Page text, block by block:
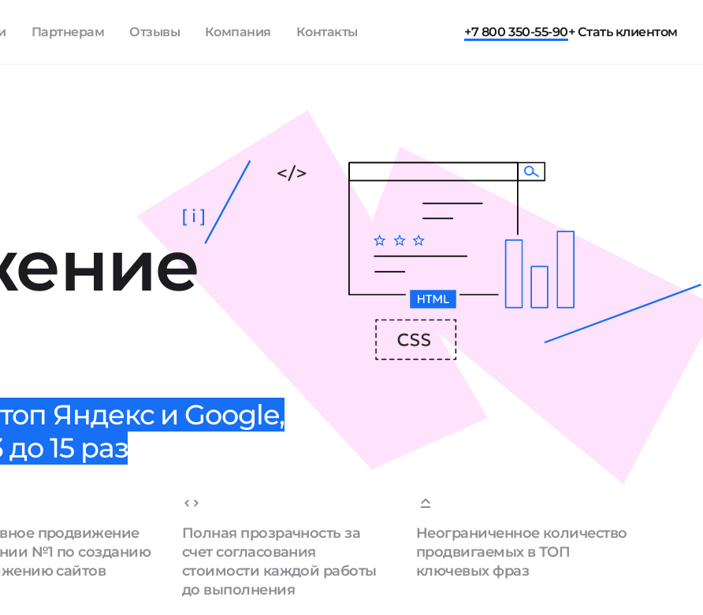
Партнерам Отзывы Компания Контакты +7 800 350-55-90+ Стать клиентом
[ i ]
Яндекс и Google,
15 раз
продвижение
№1 по созданию
сайтов
Полная прозрачность за
счет согласования
стоимости каждой работы
до выполнения
Неограниченное количество
продвигаемых в ТОП
ключевых фраз